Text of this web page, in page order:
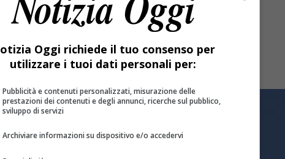
all’ospedale
Oggi richiede il tuo consenso per
utilizzare i tuoi dati personali per:
Pubblicità e contenuti personalizzati, misurazione delle
prestazioni dei contenuti e degli annunci, ricerche sul pubblico,
sviluppo di servizi
Archiviare informazioni su dispositivo e/o accedervi